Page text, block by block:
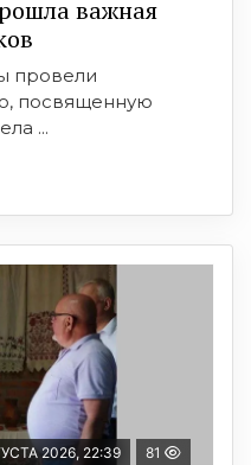
важная
провели
посвященную
...
2026, 22:39 81